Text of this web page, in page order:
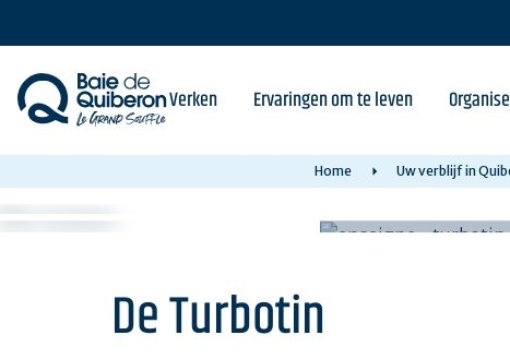
content
Verken Ervaringen om te leven
Home Uw verblijf in
De Turbotin